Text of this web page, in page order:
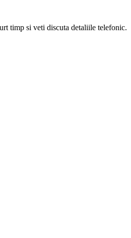
timp si veti discuta detaliile telefonic.